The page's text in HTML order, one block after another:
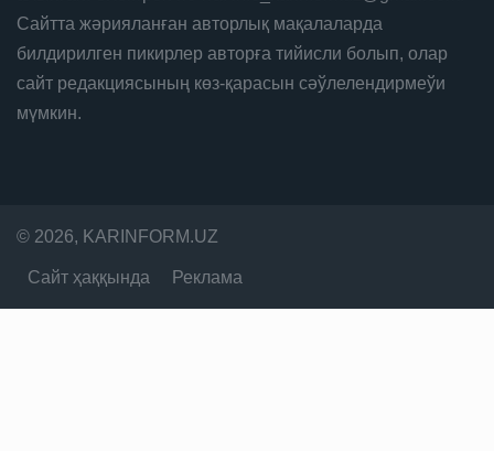
Сайтта жәрияланған авторлық мақалаларда
билдирилген пикирлер авторға тийисли болып, олар
сайт редакциясының көз-қарасын сәўлелендирмеўи
мүмкин.
© 2026, KARINFORM.UZ
Сайт ҳаққында Реклама